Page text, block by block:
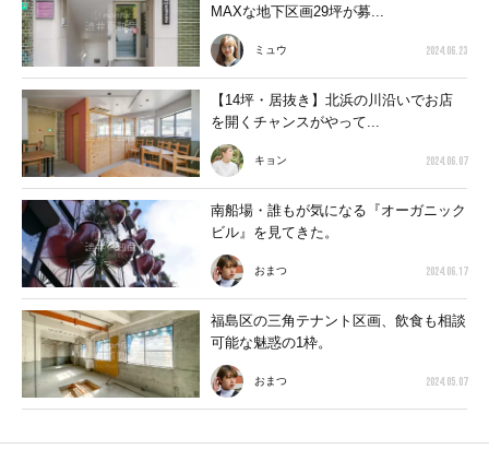
MAXな地下区画29坪が募...
ミュウ 2024.06.23
【14坪・居抜き】北浜の川沿いでお店
を開くチャンスがやって...
キョン 2024.06.07
南船場・誰もが気になる『オーガニック
ビル』を見てきた。
おまつ 2024.06.17
福島区の三角テナント区画、飲食も相談
可能な魅惑の1枠。
おまつ 2024.05.07